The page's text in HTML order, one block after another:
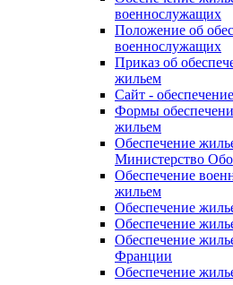
военнослужащих
Положение об
военнослужащих
Приказ об
жильем
Сайт -
Формы
жильем
Обеспечение
Министерство
Обеспечение
жильем
Обеспечение
Обеспечение
Обеспечение
Франции
Обеспечение